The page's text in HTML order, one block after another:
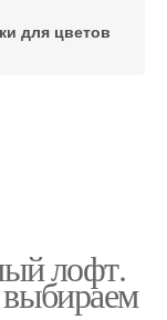
для цветов
лофт.